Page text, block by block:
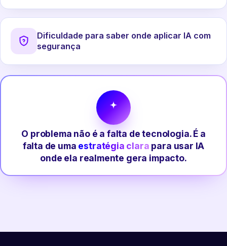
Dificuldade para saber onde aplicar IA com
segurança
O problema não é a falta de tecnologia. É a
falta de uma estratégia clara para usar IA
onde ela realmente gera impacto.